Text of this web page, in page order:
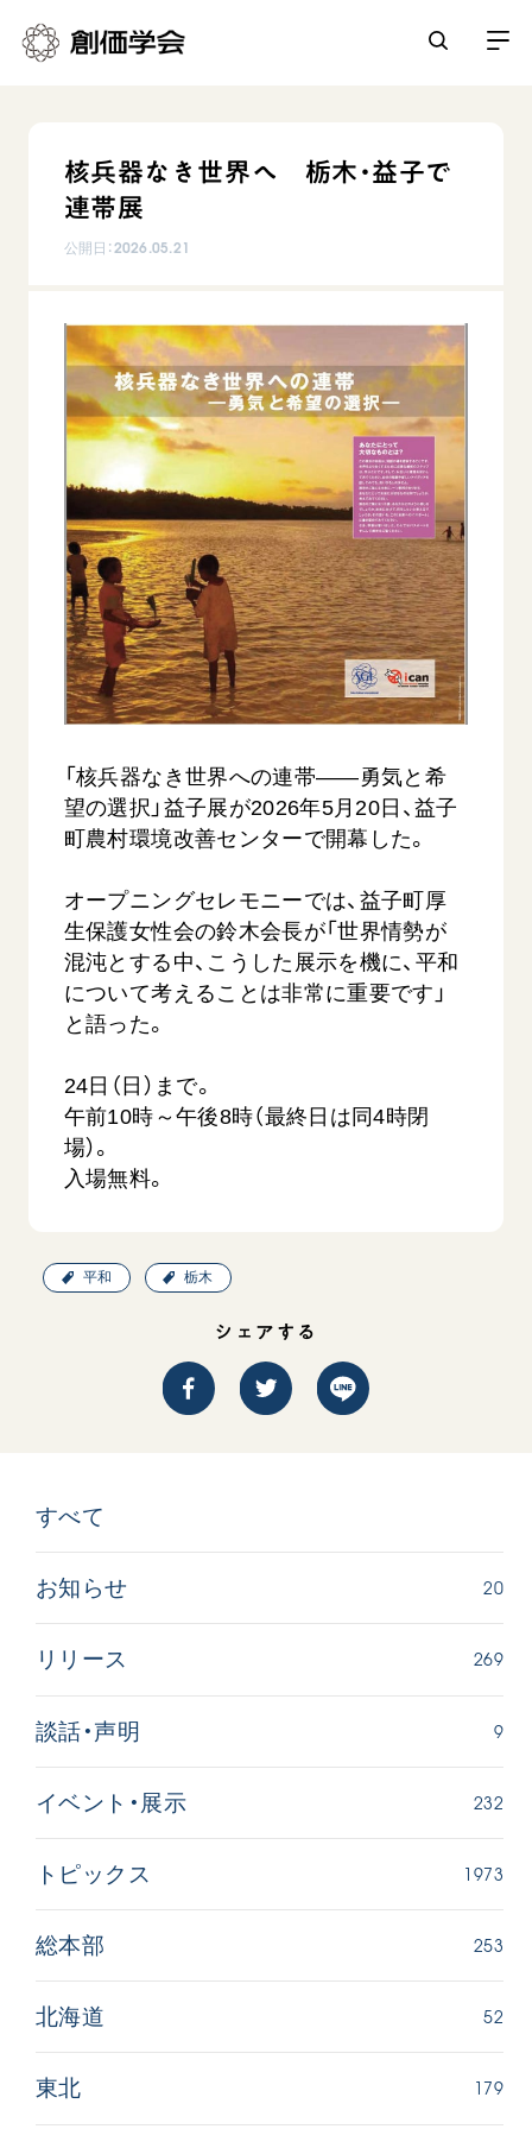
人間革命
日蓮大聖人の仏法（教学入門）
釈尊～法華経
創価学会の三代会長
初代会長・牧口常三郎先生
第2代会長・戸田城聖先生
第3代会長・池田大作先生
日常の活動
座談会
仏法を学ぶ
仏法を語る
年間の活動について
友人葬
彼岸
「平和の文化」を構築
核兵器の廃絶に向け連帯を拡大
「人権文化」「ジェンダー平等」を促進
「持続可能な開発目標（SDGs）」の取り組み
人道支援
音楽活動
展示活動
教育本部の活動
図書贈呈
世界の創価学会
各国ウェブサイト
世界の創価学会の歴史
基本情報
創価学会 会憲
創価学会 会則
創価学会 社会憲章
組織・機構
会長・理事長・各部長の紹介
沿革
略年表
入会について
関連団体
道府県中心会館
会員サポート
座談会御書ｅ講義
小説『新・人間革命』『人間革命』要旨
御書検索［新版］
関連リンク
創価学会総本部
墓地公園・納骨堂
聖教電子版
soka youth media
Soka Gakkai グローバルサイト
ご意見
ご利用にあたって
SOKA PICKS すべて見る
【被爆証言】「原爆の子」として生きた80年
平和 動画
核兵器なき世界へ 栃木・益子で
連帯展
公開日：2026.05.21
「核兵器なき世界への連帯――勇気と希
望の選択」益子展が2026年5月20日、益子
町農村環境改善センターで開幕した。
オープニングセレモニーでは、益子町厚
生保護女性会の鈴木会長が「世界情勢が
混沌とする中、こうした展示を機に、平和
について考えることは非常に重要です」
と語った。
24日（日）まで。
午前10時～午後8時（最終日は同4時閉
場）。
入場無料。
平和 栃木
シェアする
すべて
お知らせ 20
リリース 269
談話・声明 9
イベント・展示 232
トピックス 1973
総本部 253
北海道 52
東北 179